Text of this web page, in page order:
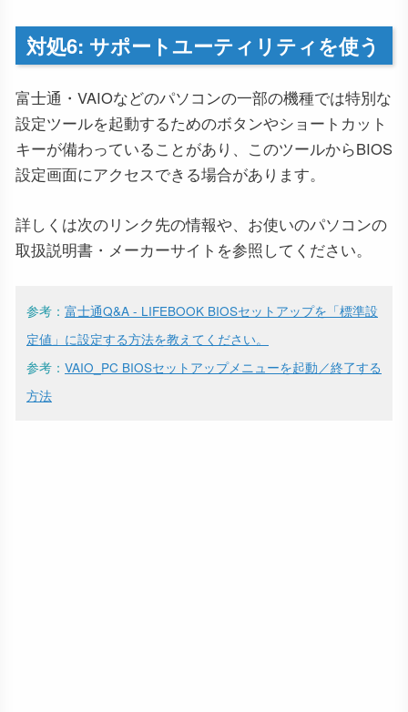
対処6: サポートユーティリティを使う
富士通・VAIOなどのパソコンの一部の機種では特別な
設定ツールを起動するためのボタンやショートカット
キーが備わっていることがあり、このツールからBIOS
設定画面にアクセスできる場合があります。
詳しくは次のリンク先の情報や、お使いのパソコンの
取扱説明書・メーカーサイトを参照してください。
参考： 富士通Q&A - LIFEBOOK BIOSセットアップを「標準設
定値」に設定する方法を教えてください。
参考： VAIO_PC BIOSセットアップメニューを起動／終了する
方法